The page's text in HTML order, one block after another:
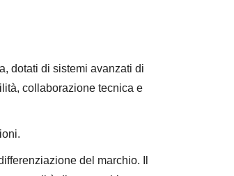
dotati di sistemi avanzati di
collaborazione tecnica e
del marchio. Il